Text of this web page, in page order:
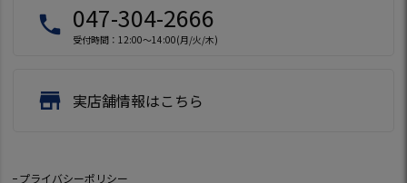
local_phone 047-304-2666
受付時間：12:00～14:00(月/火/木)
store 実店舗情報はこちら
プライバシーポリシー